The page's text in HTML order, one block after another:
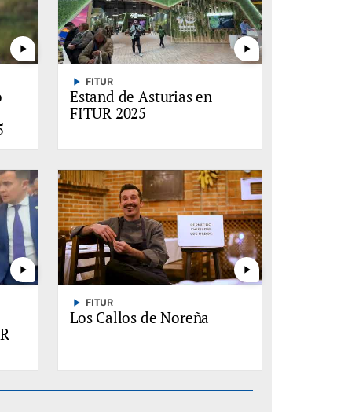
play_arrow play_arrow
play_arrow FITUR
Estand de Asturias en
FITUR 2025
play_arrow play_arrow
play_arrow FITUR
Los Callos de Noreña